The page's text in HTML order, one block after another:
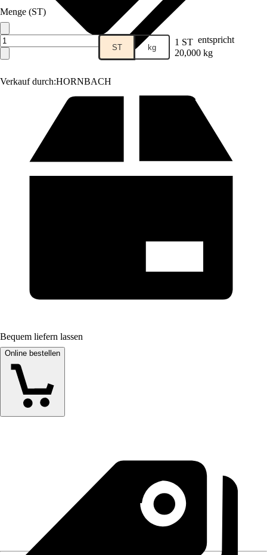
Verkauf durch:HORNBACH
Menge (ST)
ST kg 1 ST entspricht
20,000 kg
Bequem liefern lassen
Online bestellen